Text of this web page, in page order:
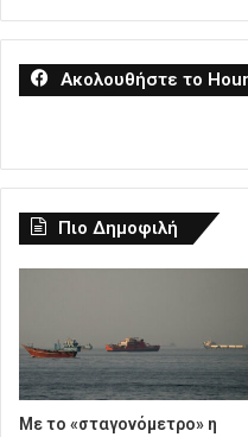
Ακολουθήστε το
Πιο Δημοφιλή
Με το «σταγονόμετρο» η